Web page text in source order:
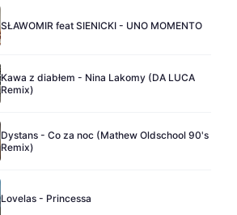
SŁAWOMIR feat SIENICKI - UNO MOMENTO
Kawa z diabłem - Nina Lakomy (DA LUCA
Remix)
Dystans - Co za noc (Mathew Oldschool 90's
Remix)
Lovelas - Princessa